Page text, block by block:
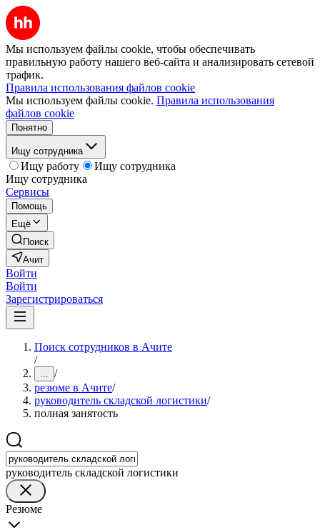
Мы используем файлы cookie, чтобы обеспечивать
правильную работу нашего веб-сайта и анализировать сетевой
трафик.
Правила использования файлов cookie
Мы используем файлы cookie. Правила использования
файлов cookie
Понятно
Ищу сотрудника
Ищу работу
Ищу сотрудника
Ищу сотрудника
Сервисы
Помощь
Ещё
Поиск
Ачит
Войти
Войти
Зарегистрироваться
Поиск сотрудников в Ачите
/
... /
резюме в Ачите/
руководитель складской логистики/
полная занятость
руководитель складской логистики
Резюме